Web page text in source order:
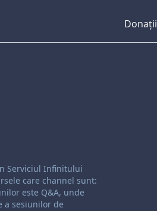
Donații
Serviciul Infinitului
care channel sunt:
este Q&A, unde
a sesiunilor de